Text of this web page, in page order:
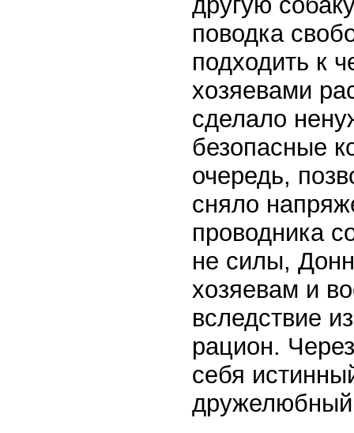
поводка
подходить к
хозяевами
сделало
безопасные
очередь,
сняло
проводника
не силы,
хозяевам и
вследствие
рацион.
себя